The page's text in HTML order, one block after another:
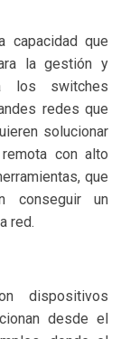
capacidad que
la gestión y
switches
redes que
solucionar
con alto
que
conseguir un
red.
dispositivos
desde el